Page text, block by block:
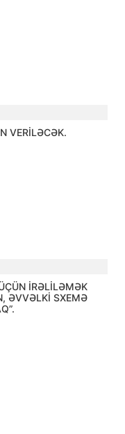
VERİLƏCƏK.
İRƏLİLƏMƏK
ƏVVƏLKİ SXEMƏ